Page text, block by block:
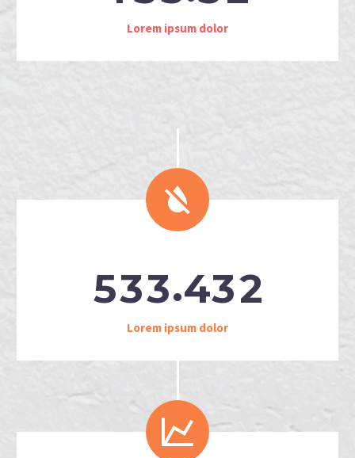
Lorem ipsum dolor


533.432
Lorem ipsum dolor

